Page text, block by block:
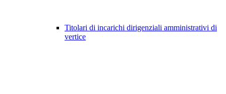
Titolari di incarichi dirigenziali amministrativi di
vertice